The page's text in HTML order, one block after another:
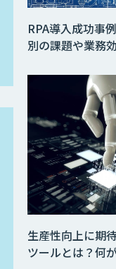
RPA導入成功事
別の課題や業務
生産性向上に期
ツールとは？何